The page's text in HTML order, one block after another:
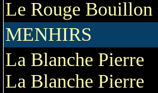
Le Rouge Bouillon
MENHIRS
La Blanche Pierre
La Blanche Pierre